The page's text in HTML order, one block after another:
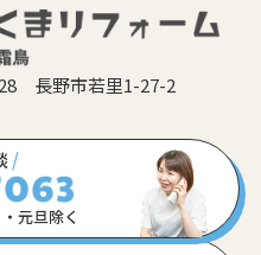
長野市若里1-27-2
/
元旦除く